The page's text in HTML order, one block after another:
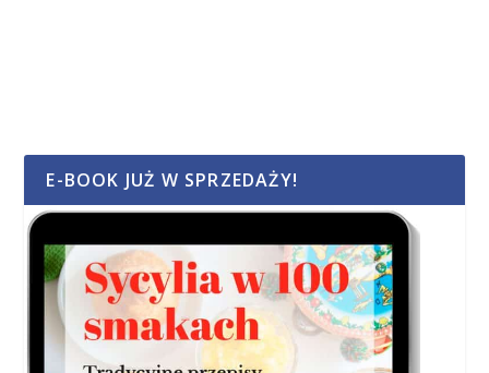
E-BOOK JUŻ W SPRZEDAŻY!